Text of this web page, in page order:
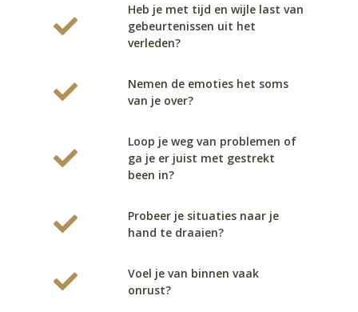
Heb je met tijd en wijle last van
gebeurtenissen uit het
verleden?
Nemen de emoties het soms
van je over?
Loop je weg van problemen of
ga je er juist met gestrekt
been in?
Probeer je situaties naar je
hand te draaien?
Voel je van binnen vaak
onrust?